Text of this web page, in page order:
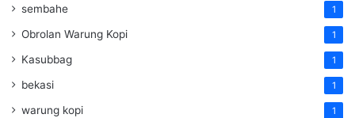
sembahe 1
Obrolan Warung Kopi 1
Kasubbag 1
bekasi 1
warung kopi 1